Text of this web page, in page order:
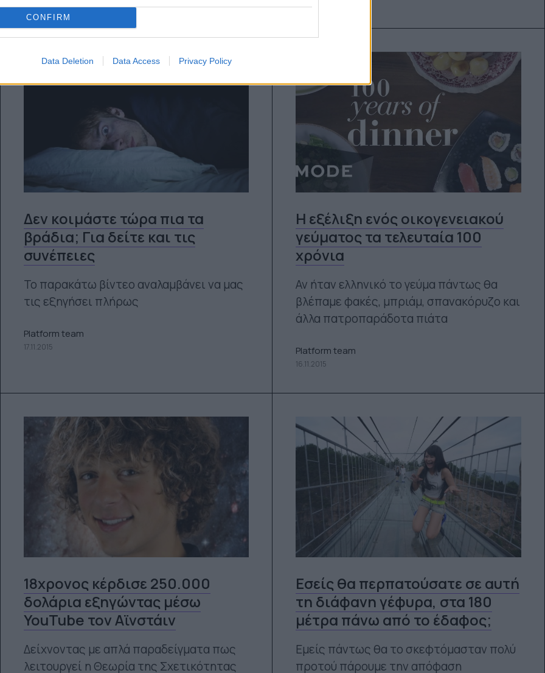
CONFIRM
Data Deletion Data Access Privacy Policy
Δεν κοιμάστε τώρα πια τα
βράδια; Για δείτε και τις
συνέπειες
Το παρακάτω βίντεο αναλαμβάνει να μας
τις εξηγήσει πλήρως
Platform team
17.11.2015
Η εξέλιξη ενός οικογενειακού
γεύματος τα τελευταία 100
χρόνια
Αν ήταν ελληνικό το γεύμα πάντως θα
βλέπαμε φακές, μπριάμ, σπανακόρυζο και
άλλα πατροπαράδοτα πιάτα
Platform team
16.11.2015
18χρονος κέρδισε 250.000
δολάρια εξηγώντας μέσω
YouTube τον Αϊνστάιν
Δείχνοντας με απλά παραδείγματα πως
λειτουργεί η Θεωρία της Σχετικότητας
Εσείς θα περπατούσατε σε αυτή
τη διάφανη γέφυρα, στα 180
μέτρα πάνω από το έδαφος;
Εμείς πάντως θα το σκεφτόμασταν πολύ
προτού πάρουμε την απόφαση